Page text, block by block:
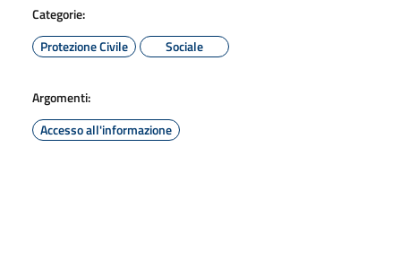
Categorie:
Protezione Civile
Sociale
Argomenti:
Accesso all'informazione